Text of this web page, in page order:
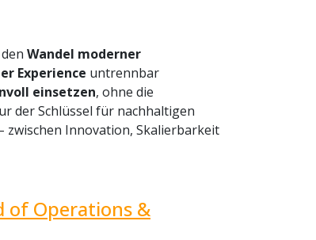
Wandel moderner
Experience untrennbar
einsetzen, ohne die
der Schlüssel für nachhaltigen
zwischen Innovation, Skalierbarkeit
of Operations &